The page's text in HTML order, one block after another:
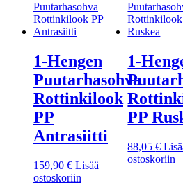
1-Hengen
Puutarhasohva
Rottinkilook
PP
Antrasiitti
159,90 € Lisää
ostoskoriin
1-
PP
88,05€
ostoskoriin